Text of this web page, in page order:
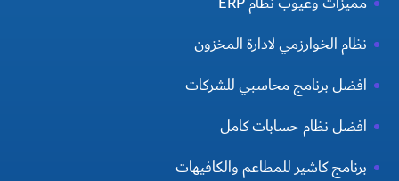
نظام الخوارزمي لادارة المخزون
افضل برنامج محاسبي للشركات
افضل نظام حسابات كامل
برنامج كاشير للمطاعم والكافيهات